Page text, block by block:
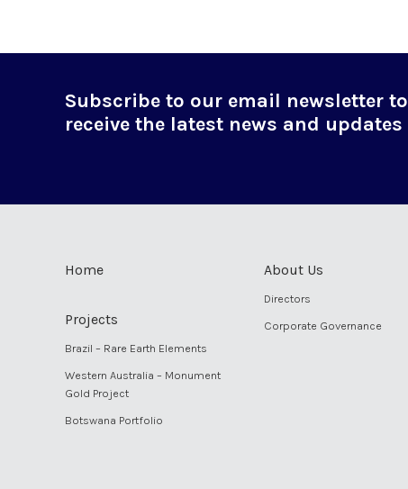
Subscribe to our email newsletter to
receive the latest news and updates
Home
Projects
Brazil – Rare Earth Elements
Western Australia – Monument
Gold Project
Botswana Portfolio
About Us
Directors
Corporate Governance